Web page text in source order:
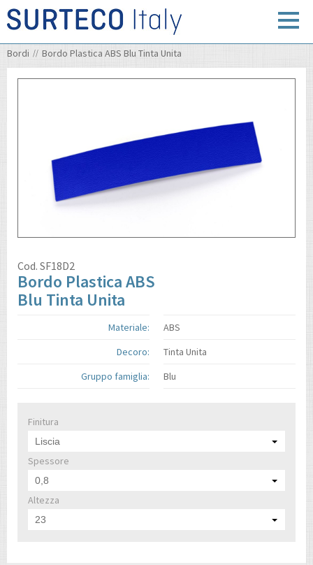
Bordi Bordo Plastica ABS Blu Tinta Unita
Cod. SF18D2
Bordo Plastica ABS
Blu Tinta Unita
Materiale:
Decoro:
Gruppo famiglia:
ABS
Tinta Unita
Blu
Finitura
Liscia
Spessore
0,8
Altezza
23